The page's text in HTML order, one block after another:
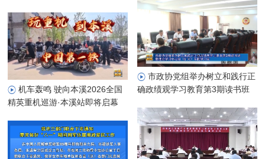
量发展座谈会
市政协党组举办树立和践行正
确政绩观学习教育第3期读书班
学习会
机车轰鸣 驶向本溪2026全国
精英重机巡游·本溪站即将启幕